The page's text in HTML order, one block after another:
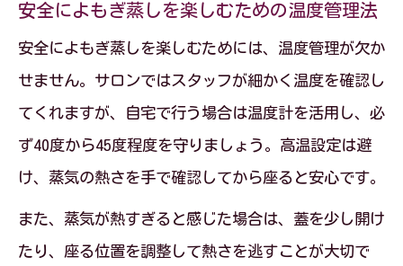
よもぎ蒸しを続けた人が実感する主な効
果
定期的なよもぎ蒸しで現れる体の変化と
は
よもぎ蒸し効果の持続性を高めるポイン
ト
冷えや美容へのよもぎ蒸し体験談を紹介
よもぎ蒸し効果を最大化する継続のコツ
安全によもぎ蒸しを楽しむための温度管理法
安全によもぎ蒸しを楽しむためには、温度管理が欠か
せません。サロンではスタッフが細かく温度を確認し
てくれますが、自宅で行う場合は温度計を活用し、必
ず40度から45度程度を守りましょう。高温設定は避
け、蒸気の熱さを手で確認してから座ると安心です。
また、蒸気が熱すぎると感じた場合は、蓋を少し開け
たり、座る位置を調整して熱さを逃すことが大切で